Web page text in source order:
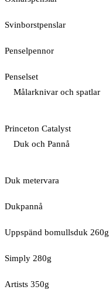
Svinborstpenslar
Penselpennor
Penselset
Målarknivar och spatlar
Princeton Catalyst
Duk och Pannå
Duk metervara
Dukpannå
Uppspänd bomullsduk 260g
Simply 280g
Artists 350g